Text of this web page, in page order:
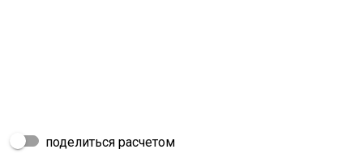
поделиться расчетом